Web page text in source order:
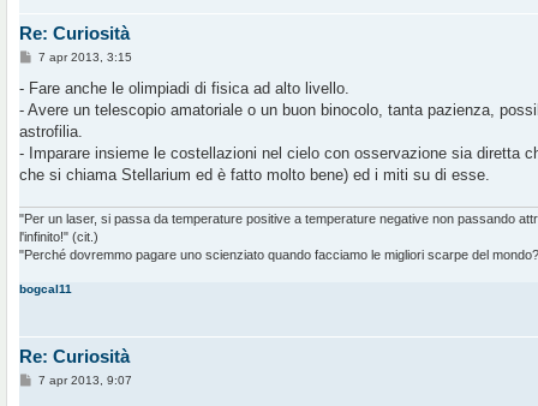
Re: Curiosità
M
s
a
g
i
o
7 apr 2013, 3:15
- Fare anche le olimpiadi di fisica ad alto livello.
- Avere un telescopio amatoriale o un buon binocolo, tanta pazienza,
astrofilia.
- Imparare insieme le costellazioni nel cielo con osservazione sia diretta
che si chiama Stellarium ed è fatto molto bene) ed i miti su di esse.
"Per un laser, si passa da temperature positive a temperature negative non passando
l'infinito!" (cit.)
"Perché dovremmo pagare uno scienziato quando facciamo le migliori scarpe del
bogcal11
Re: Curiosità
M7 apr 2013, 9:07